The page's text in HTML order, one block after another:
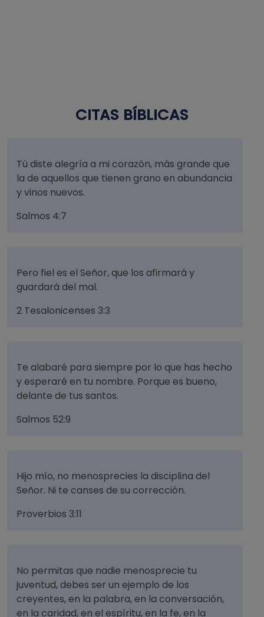
CITAS BÍBLICAS
Tú diste alegría a mi corazón, más grande que
la de aquellos que tienen grano en abundancia
y vinos nuevos.
Salmos 4:7
Pero fiel es el Señor, que los afirmará y
guardará del mal.
2 Tesalonicenses 3:3
Te alabaré para siempre por lo que has hecho
y esperaré en tu nombre. Porque es bueno,
delante de tus santos.
Salmos 52:9
Hijo mío, no menosprecies la disciplina del
Señor. Ni te canses de su corrección.
Proverbios 3:11
No permitas que nadie menosprecie tu
juventud, debes ser un ejemplo de los
creyentes, en la palabra, en la conversación,
en la caridad, en el espíritu, en la fe, en la